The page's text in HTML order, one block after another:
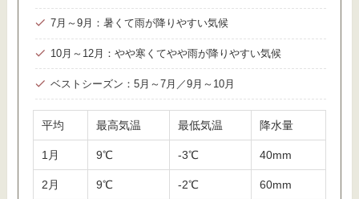
7月～9月：暑くて雨が降りやすい気候
10月～12月：やや寒くてやや雨が降りやすい気候
ベストシーズン：5月～7月／9月～10月
平均 最高気温 最低気温 降水量
1月 9℃ -3℃ 40mm
2月 9℃ -2℃ 60mm